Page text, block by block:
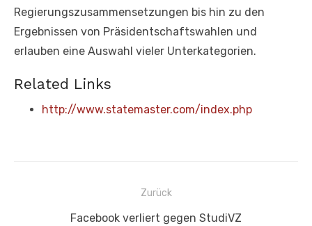
Regierungszusammensetzungen bis hin zu den
Ergebnissen von Präsidentschaftswahlen und
erlauben eine Auswahl vieler Unterkategorien.
Related Links
http://www.statemaster.com/index.php
Beitragsnavigation
Zurück
Vorheriger
Facebook verliert gegen StudiVZ